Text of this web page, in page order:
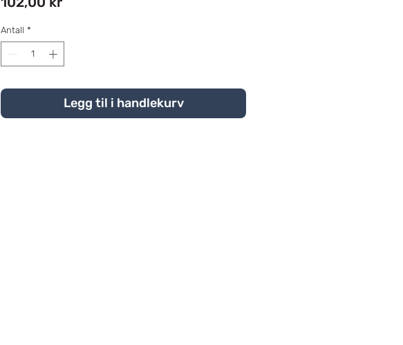
Antall *
Legg til i handlekurv